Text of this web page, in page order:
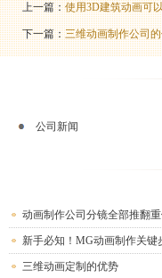
上一篇：使用3D建筑动画可
下一篇：三维动画制作公司
公司新闻
动画制作公司分镜全部推翻
新手必知！MG动画制作关键
三维动画定制的优势